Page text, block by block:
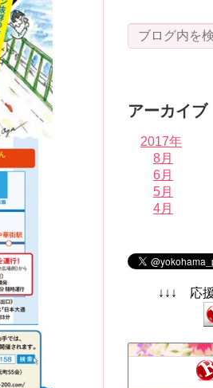
アーカイブ
2017年
8月
6月
5月
4月
↓↓↓ 応
横濱仲町
ひらき紙